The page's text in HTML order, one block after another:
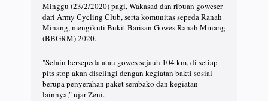
Minggu (23/2/2020) pagi, Wakasad dan ribuan goweser
dari Army Cycling Club, serta komunitas sepeda Ranah
Minang, mengikuti Bukit Barisan Gowes Ranah Minang
(BBGRM) 2020.
"Selain bersepeda atau gowes sejauh 104 km, di setiap
pits stop akan diselingi dengan kegiatan bakti sosial
berupa penyerahan paket sembako dan kegiatan
lainnya," ujar Zeni.